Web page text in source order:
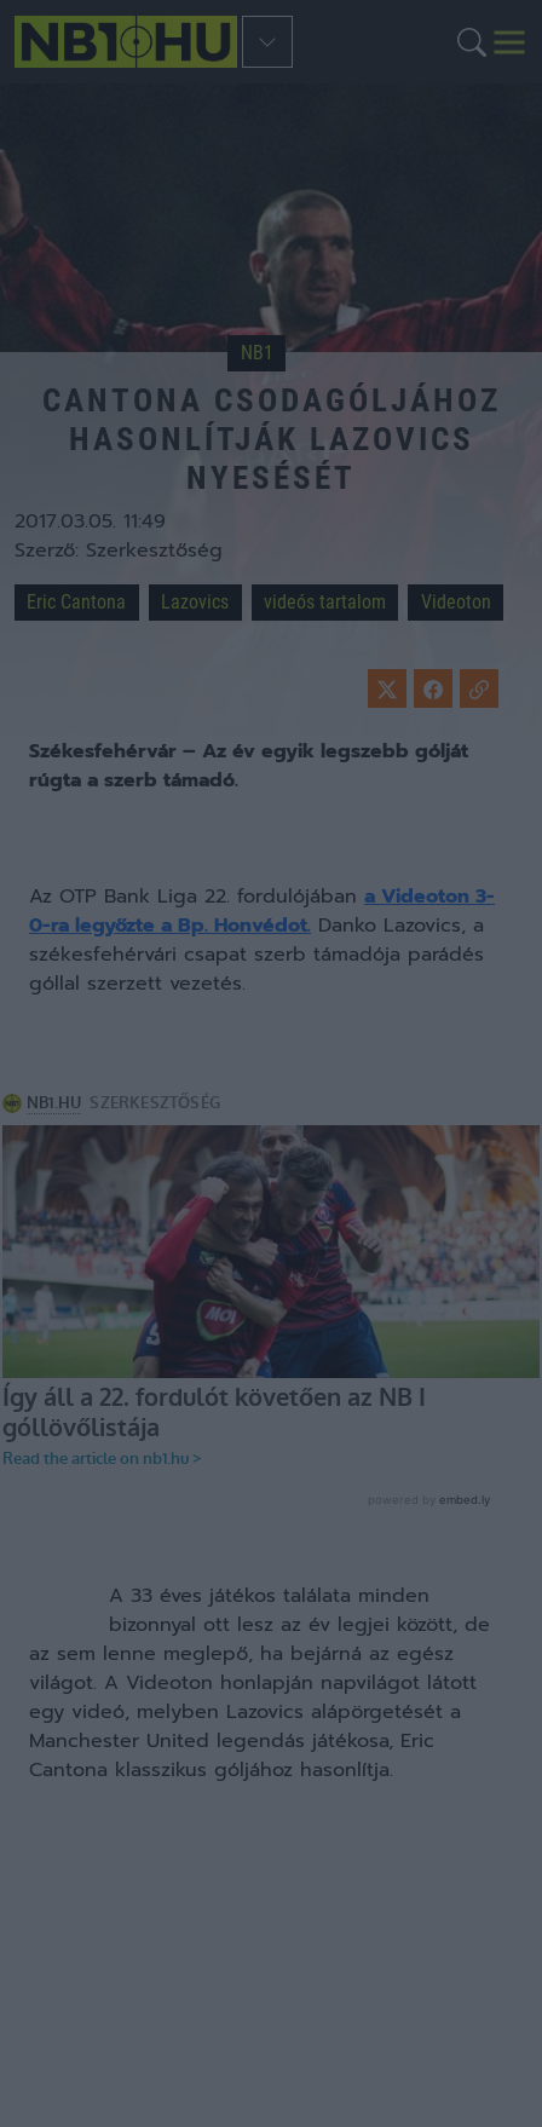
NB1
CANTONA CSODAGÓLJÁHOZ
HASONLÍTJÁK LAZOVICS
NYESÉSÉT
2017.03.05. 11:49
Szerző: Szerkesztőség
Eric Cantona Lazovics videós tartalom Videoton
Székesfehérvár – Az év egyik legszebb gólját
rúgta a szerb támadó.
Az OTP Bank Liga 22. fordulójában a Videoton 3-
0-ra legyőzte a Bp. Honvédot. Danko Lazovics, a
székesfehérvári csapat szerb támadója parádés
góllal szerzett vezetés.
A 33 éves játékos találata minden
bizonnyal ott lesz az év legjei között, de
az sem lenne meglepő, ha bejárná az egész
világot. A Videoton honlapján napvilágot látott
egy videó, melyben Lazovics alápörgetését a
Manchester United legendás játékosa, Eric
Cantona klasszikus góljához hasonlítja.